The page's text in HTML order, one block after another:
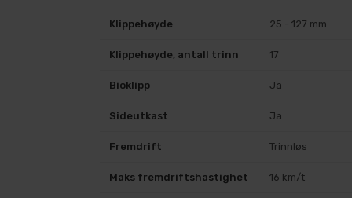
Klippehøyde 25 - 127 mm
Klippehøyde, antall trinn 17
Bioklipp Ja
Sideutkast Ja
Fremdrift Trinnløs
Maks fremdriftshastighet 16 km/t